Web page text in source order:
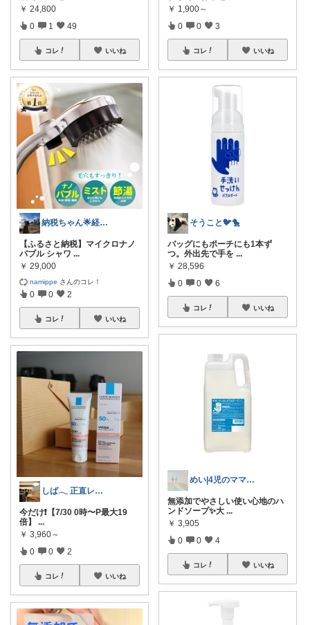
￥ 24,800
0 1 49
コレ いいね
納税ちゃん🌟経由購入★
【ふるさと納税】マイクロナノ
バブル シャワ ...
￥ 29,000
namippe さんのコレ！
0 0 2
コレ いいね
しば𓂃 正直レビューしてます
今だけ❗️【7/30 0時〜P最大19
倍】
...
￥ 3,960～
0 0 2
コレ いいね
￥ 1,900～
0 0 3
コレ いいね
そうこと🐦🐤
バッグにもポーチにも1本ず
つ。外出先で手を ...
￥ 28,596
0 0 6
コレ いいね
めい|4児のママおすすめ
無添加でやさしい使い心地のハ
ンドソープ✨大 ...
￥ 3,905
0 0 4
コレ いいね